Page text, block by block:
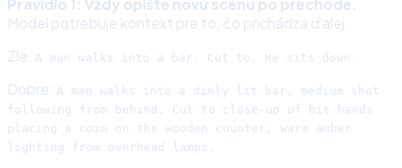
Pravidlo 1: Vždy opíšte novú scénu po prechode.
Model potrebuje kontext pre to, čo prichádza ďalej.
Zle: A man walks into a bar. Cut to. He sits down.
Dobre: A man walks into a dimly lit bar, medium shot
following from behind. Cut to close-up of his hands
placing a coin on the wooden counter, warm amber
lighting from overhead lamps.